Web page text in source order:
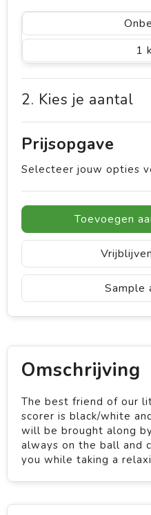
1
2. Kies je aantal
Prijsopgave
Selecteer jouw opties
Toevoegen
Sample
Omschrijving
The best friend of our
scorer is black/white
will be brought along
always on the ball and
you while taking a